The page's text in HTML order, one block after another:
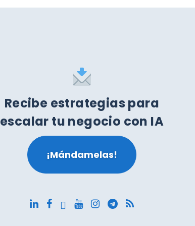
Recibe estrategias para
escalar tu negocio con IA
¡Mándamelas!